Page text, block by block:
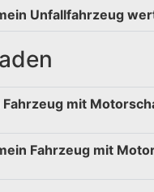
Unfallfahrzeug
Fahrzeug mit
Fahrzeug mit